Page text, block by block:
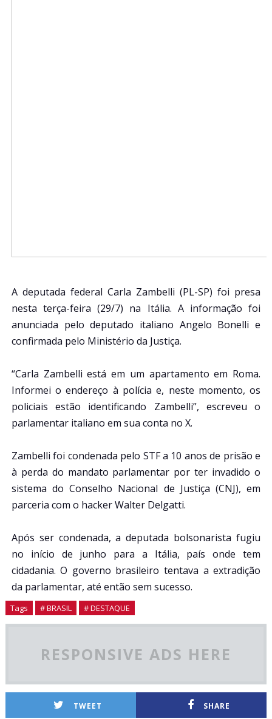
A deputada federal Carla Zambelli (PL-SP) foi presa
nesta terça-feira (29/7) na Itália. A informação foi
anunciada pelo deputado italiano Angelo Bonelli e
confirmada pelo Ministério da Justiça.
“Carla Zambelli está em um apartamento em Roma.
Informei o endereço à polícia e, neste momento, os
policiais estão identificando Zambelli”, escreveu o
parlamentar italiano em sua conta no X.
Zambelli foi condenada pelo STF a 10 anos de prisão e
à perda do mandato parlamentar por ter invadido o
sistema do Conselho Nacional de Justiça (CNJ), em
parceria com o hacker Walter Delgatti.
Após ser condenada, a deputada bolsonarista fugiu
no início de junho para a Itália, país onde tem
cidadania. O governo brasileiro tentava a extradição
da parlamentar, até então sem sucesso.
Tags # BRASIL # DESTAQUE
RESPONSIVE ADS HERE
TWEET SHARE